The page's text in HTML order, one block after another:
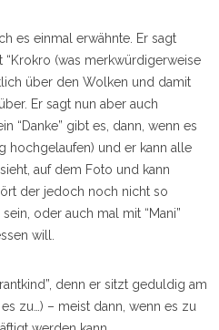
es einmal erwähnte. Er sagt
“Krokro (was merkwürdigerweise
über den Wolken und damit
Er sagt nun aber auch
“Danke” gibt es, dann, wenn es
hochgelaufen) und er kann alle
auf dem Foto und kann
der jedoch noch nicht so
oder auch mal mit “Mani”
will.
denn er sitzt geduldig am
zu…) – meist dann, wenn es zu